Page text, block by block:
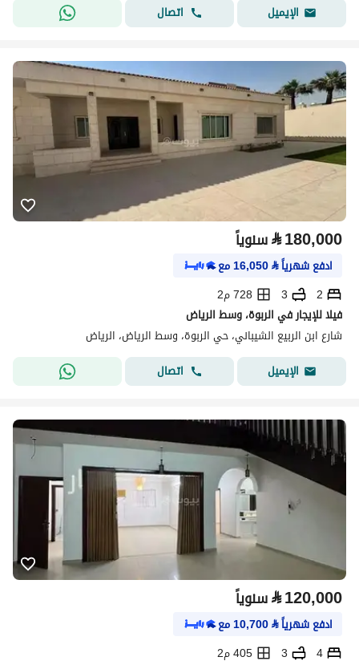
الإيميل اتصال
⃁180,000 سنوياً
ادفع شهرياً⃁
16,050مع
2
3
728 م2
فيلا للإيجار في الربوة، وسط الرياض
شارع ابن الربيع الشيباني، حي الربوة، وسط الرياض، الرياض
الإيميل
اتصال
⃁120,000 سنوياً
ادفع شهرياً⃁
10,700مع
4
3
405 م2